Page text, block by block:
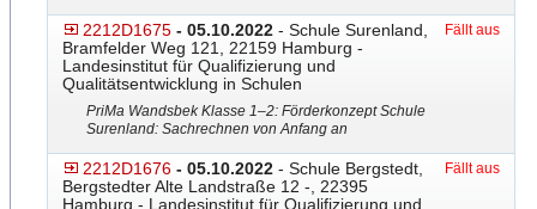
2212D1675 - 05.10.2022 - Schule Surenland,
Bramfelder Weg 121, 22159 Hamburg -
Landesinstitut für Qualifizierung und
Qualitätsentwicklung in Schulen
Fällt aus
PriMa Wandsbek Klasse 1–2: Förderkonzept Schule
Surenland: Sachrechnen von Anfang an
2212D1676 - 05.10.2022 - Schule Bergstedt,
Bergstedter Alte Landstraße 12 -, 22395
Hamburg - Landesinstitut für Qualifizierung und
Fällt aus